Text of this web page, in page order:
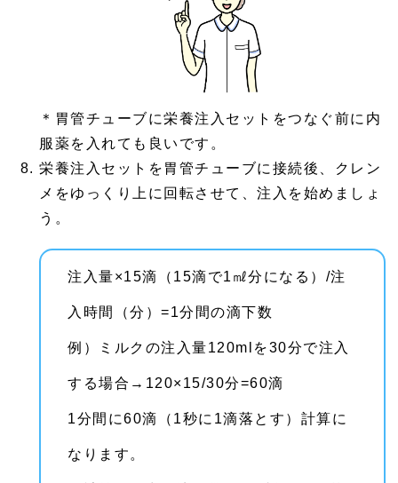
＊胃管チューブに栄養注入セットをつなぐ前に内
服薬を入れても良いです。
栄養注入セットを胃管チューブに接続後、クレン
メをゆっくり上に回転させて、注入を始めましょ
う。
注入量×15滴（15滴で1㎖分になる）/注
入時間（分）=1分間の滴下数
例）ミルクの注入量120mlを30分で注入
する場合→120×15/30分=60滴
1分間に60滴（1秒に1滴落とす）計算に
なります。